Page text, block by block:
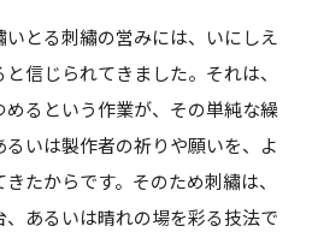
とる刺繡の営みには、いにしえ
信じられてきました。それは、
るという作業が、その単純な繰
いは製作者の祈りや願いを、よ
たからです。そのため刺繡は、
あるいは晴れの場を彩る技法で